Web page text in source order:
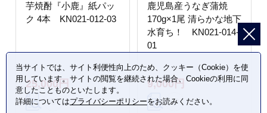
芋焼酎『小鹿』紙パッ
ク 4本 KN021-012-03
25,000円
鹿児島産うなぎ蒲焼
170g×1尾 清らかな地下
水育ち！ KN021-014-
01
9,000円
当サイトでは、サイト利便性向上のため、クッキー（Cookie）を使
用しています。サイトの閲覧を継続された場合、Cookieの利用に同
意したことものといたします。
詳細についてはプライバシーポリシーをお読みください。